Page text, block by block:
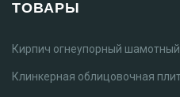
ТОВАРЫ
Кирпич огнеупорный шамотный
Клинкерная облицовочная